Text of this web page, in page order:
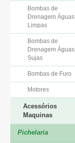
Bombas de
Drenagem Águas
Limpas
Bombas de
Drenagem Águas
Sujas
Bombas de Furo
Motores
Acessórios
Maquinas
Pichelaria